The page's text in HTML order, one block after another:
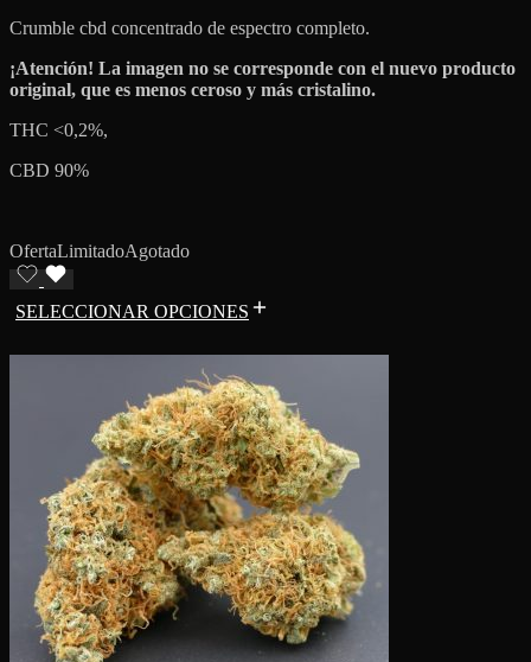
Crumble cbd concentrado de espectro completo.
¡Atención! La imagen no se corresponde con el nuevo producto
original, que es menos ceroso y más cristalino.
THC <0,2%,
CBD 90%
OfertaLimitadoAgotado
SELECCIONAR OPCIONES